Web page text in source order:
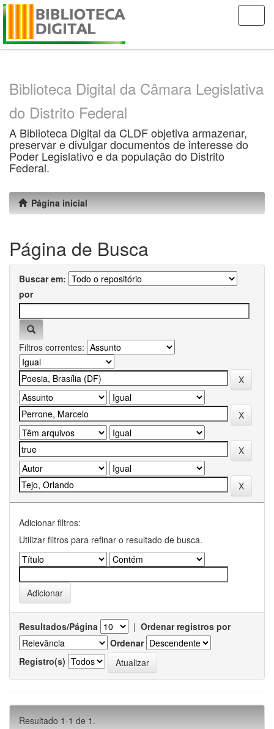
Skip
Biblioteca Digital da Câmara Legislativa
do Distrito Federal
A Biblioteca Digital da CLDF objetiva armazenar,
preservar e divulgar documentos de interesse do
Poder Legislativo e da população do Distrito
Federal.
Página inicial
Página de Busca
Buscar em:
por
Filtros correntes:
Adicionar filtros:
Utilizar filtros para refinar o resultado de busca.
Resultados/Página | Ordenar registros por
Ordenar
Registro(s)
Resultado 1-1 de 1.